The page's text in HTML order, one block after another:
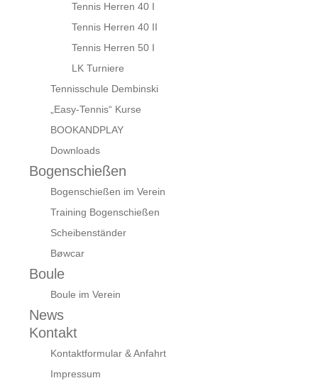
Tennis Herren 40 I
Tennis Herren 40 II
Tennis Herren 50 I
LK Turniere
Tennisschule Dembinski
„Easy-Tennis“ Kurse
BOOKANDPLAY
Downloads
Bogenschießen
Bogenschießen im Verein
Training Bogenschießen
Scheibenständer
Bøwcar
Boule
Boule im Verein
News
Kontakt
Kontaktformular & Anfahrt
Impressum